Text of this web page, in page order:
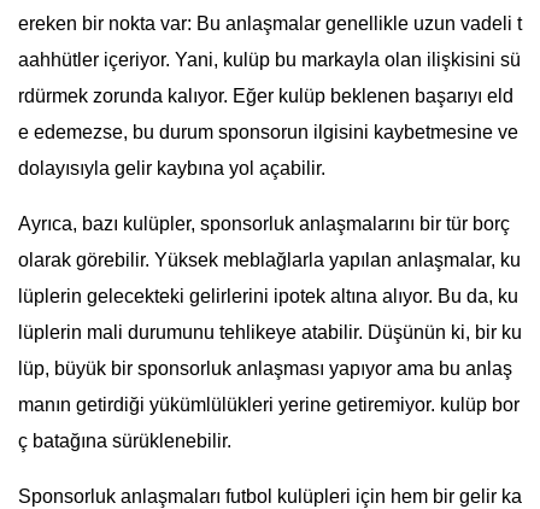
ereken bir nokta var: Bu anlaşmalar genellikle uzun vadeli t
aahhütler içeriyor. Yani, kulüp bu markayla olan ilişkisini sü
rdürmek zorunda kalıyor. Eğer kulüp beklenen başarıyı eld
e edemezse, bu durum sponsorun ilgisini kaybetmesine ve
dolayısıyla gelir kaybına yol açabilir.
Ayrıca, bazı kulüpler, sponsorluk anlaşmalarını bir tür borç
olarak görebilir. Yüksek meblağlarla yapılan anlaşmalar, ku
lüplerin gelecekteki gelirlerini ipotek altına alıyor. Bu da, ku
lüplerin mali durumunu tehlikeye atabilir. Düşünün ki, bir ku
lüp, büyük bir sponsorluk anlaşması yapıyor ama bu anlaş
manın getirdiği yükümlülükleri yerine getiremiyor. kulüp bor
ç batağına sürüklenebilir.
Sponsorluk anlaşmaları futbol kulüpleri için hem bir gelir ka